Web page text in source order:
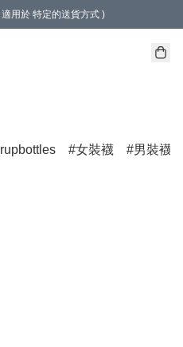
用於 特定的送貨方式 )
女裝襪
男裝襪